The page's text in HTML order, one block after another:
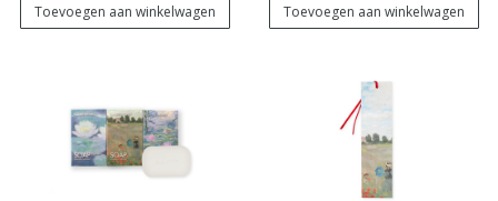
Toevoegen aan winkelwagen Toevoegen aan winkelwagen